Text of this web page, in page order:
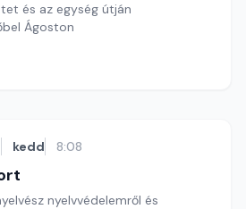
és az egység útján
Ágoston
kedd 8:08
nyelvvédelemről és